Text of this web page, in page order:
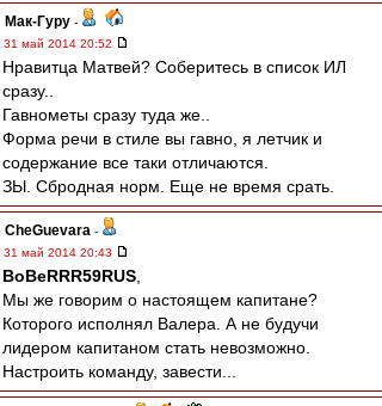
Мак-Гуру -
31 май 2014 20:52
Нравитца Матвей? Соберитесь в список ИЛ
сразу..
Гавнометы сразу туда же..
Форма речи в стиле вы гавно, я летчик и
содержание все таки отличаются.
ЗЫ. Сбродная норм. Еще не время срать.
CheGuevara -
31 май 2014 20:43
BoBeRRR59RUS
Мы же говорим о настоящем капитане?
Которого исполнял Валера. А не будучи
лидером капитаном стать невозможно.
Настроить команду, завести...